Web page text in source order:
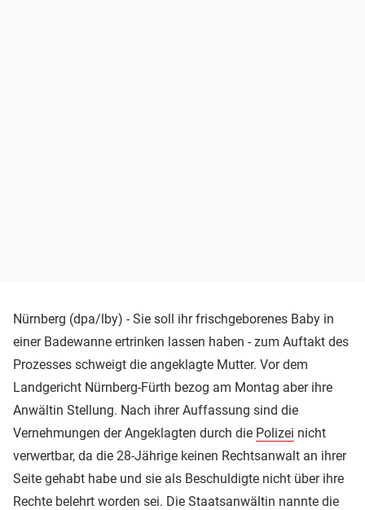
Nürnberg (dpa/lby) - Sie soll ihr frischgeborenes Baby in
einer Badewanne ertrinken lassen haben - zum Auftakt des
Prozesses schweigt die angeklagte Mutter. Vor dem
Landgericht Nürnberg-Fürth bezog am Montag aber ihre
Anwältin Stellung. Nach ihrer Auffassung sind die
Vernehmungen der Angeklagten durch die Polizei nicht
verwertbar, da die 28-Jährige keinen Rechtsanwalt an ihrer
Seite gehabt habe und sie als Beschuldigte nicht über ihre
Rechte belehrt worden sei. Die Staatsanwältin nannte die